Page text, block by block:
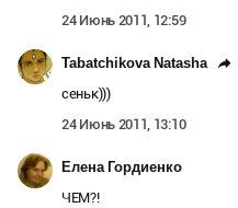
24 Июнь 2011, 12:59
Tabatchikova Natasha
сеньк)))
24 Июнь 2011, 13:10
Елена Гордиенко
ЧЕМ?!